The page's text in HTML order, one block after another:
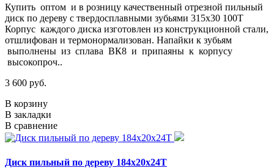
Купить оптом и в розницу качественный отрезной пильный
диск по дереву с твердосплавными зубьями 315х30 100Т
Корпус каждого диска изготовлен из конструкционной стали,
отшлифован и термонормализован. Напайки к зубьям
выполнены из сплава ВК8 и припаяны к корпусу
высокопроч..
3 600 руб.
В корзину
В закладки
В сравнение
Диск пильный по дереву 184х20х24Т